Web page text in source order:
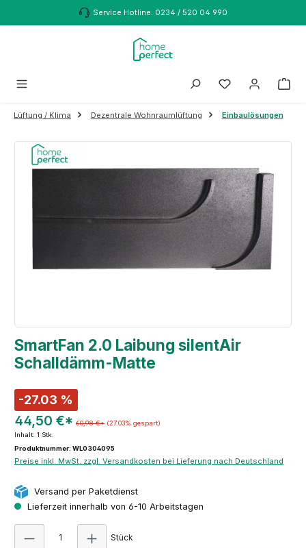
Zum Hauptinhalt springenService Hotline: 0234 / 520 04 990
Lüftung / Klima Dezentrale Wohnraumlüftung Einbaulösungen
Bildergalerie überspringen
SmartFan 2.0 Laibung silentAir
Schalldämm-Matte
-27.03 %
44,50 €* 60,98 €* (27.03% gespart)
Inhalt: 1 Stk.
Produktnummer: WL0304095
Preise inkl. MwSt. zzgl. Versandkosten bei Lieferung nach Deutschland
Versand per Paketdienst
Lieferzeit innerhalb von 6-10 Arbeitstagen
Stück